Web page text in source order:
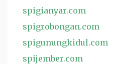
spigianyar.com
spigrobongan.com
spigunungkidul.com
spijember.com